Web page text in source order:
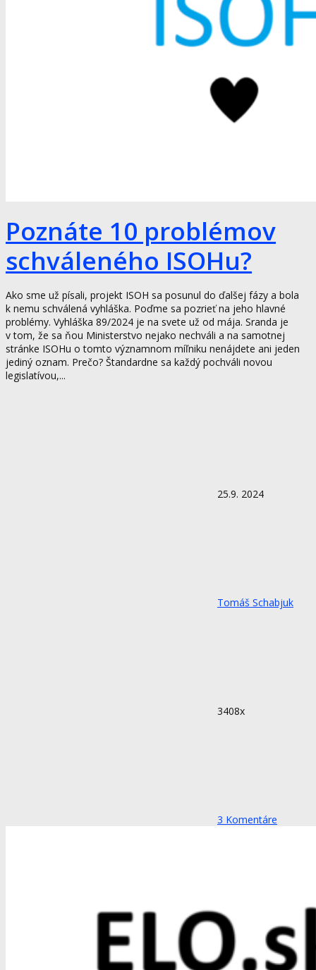
Poznáte 10 problémov
schváleného ISOHu?
Ako sme už písali, projekt ISOH sa posunul do ďalšej fázy a bola
k nemu schválená vyhláška. Poďme sa pozrieť na jeho hlavné
problémy. Vyhláška 89/2024 je na svete už od mája. Sranda je
v tom, že sa ňou Ministerstvo nejako nechváli a na samotnej
stránke ISOHu o tomto významnom míľniku nenájdete ani jeden
jediný oznam. Prečo? Štandardne sa každý pochváli novou
legislatívou,...
25.9. 2024
Tomáš Schabjuk
3408x
3 Komentáre